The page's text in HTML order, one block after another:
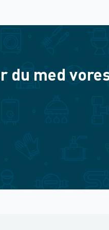
du med